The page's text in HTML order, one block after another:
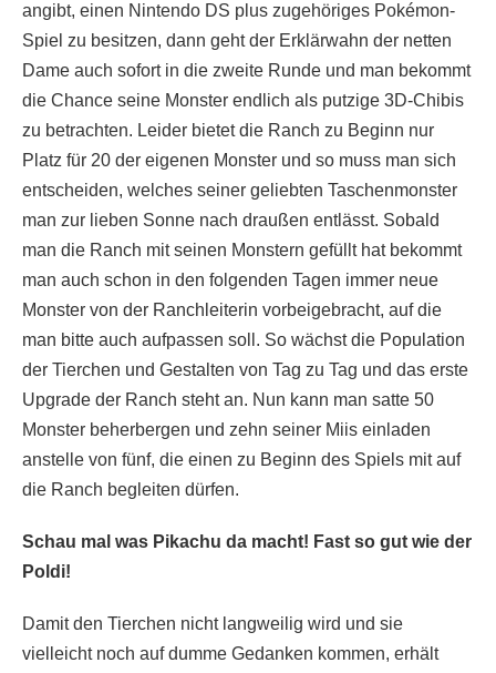
angibt, einen Nintendo DS plus zugehöriges Pokémon-
Spiel zu besitzen, dann geht der Erklärwahn der netten
Dame auch sofort in die zweite Runde und man bekommt
die Chance seine Monster endlich als putzige 3D-Chibis
zu betrachten. Leider bietet die Ranch zu Beginn nur
Platz für 20 der eigenen Monster und so muss man sich
entscheiden, welches seiner geliebten Taschenmonster
man zur lieben Sonne nach draußen entlässt. Sobald
man die Ranch mit seinen Monstern gefüllt hat bekommt
man auch schon in den folgenden Tagen immer neue
Monster von der Ranchleiterin vorbeigebracht, auf die
man bitte auch aufpassen soll. So wächst die Population
der Tierchen und Gestalten von Tag zu Tag und das erste
Upgrade der Ranch steht an. Nun kann man satte 50
Monster beherbergen und zehn seiner Miis einladen
anstelle von fünf, die einen zu Beginn des Spiels mit auf
die Ranch begleiten dürfen.
Schau mal was Pikachu da macht! Fast so gut wie der
Poldi!
Damit den Tierchen nicht langweilig wird und sie
vielleicht noch auf dumme Gedanken kommen, erhält